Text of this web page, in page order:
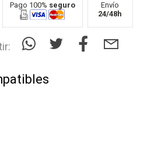
Pago 100% seguro
Envío
24/48h